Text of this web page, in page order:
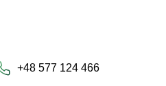
+48 577 124 466